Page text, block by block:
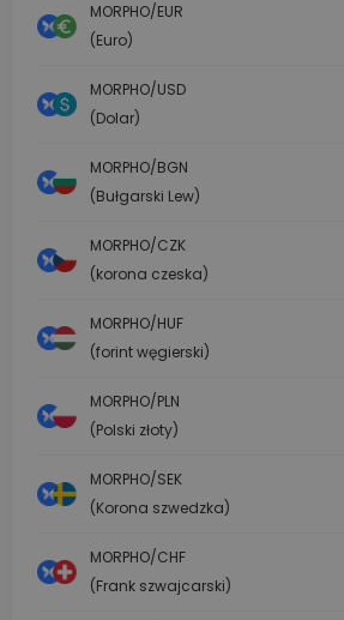
MORPHO/EUR
(Euro)
MORPHO/USD
(Dolar)
MORPHO/BGN
(Bułgarski Lew)
MORPHO/CZK
(korona czeska)
MORPHO/HUF
(forint węgierski)
MORPHO/PLN
(Polski złoty)
MORPHO/SEK
(Korona szwedzka)
MORPHO/CHF
(Frank szwajcarski)